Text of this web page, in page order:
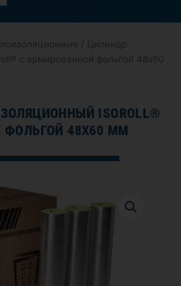
/ Цилиндр
с армированной фольгой 48х60
ISOROLL®
48Х60 ММ